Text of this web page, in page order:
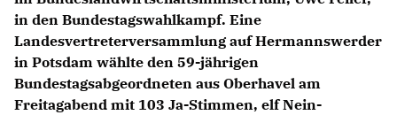
in den Bundestagswahlkampf. Eine
Landesvertreterversammlung auf Hermannswerder
in Potsdam wählte den 59-jährigen
Bundestagsabgeordneten aus Oberhavel am
Freitagabend mit 103 Ja-Stimmen, elf Nein-